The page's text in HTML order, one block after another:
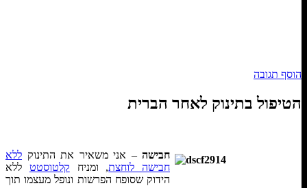
з автоматичним схваленням онлайн. Если у вас есть
попробовать оформитькредит по СМС. Это займет всего
Онлайн на банківську карткупозика без поручителів
оформлення відбувається в офісі. Вивчіть наш рейтинг
הוסף תגובה
הטיפול בתינוק לאחר הברית
חבישה – אני משאיר את התינוק ללא
חבישה לוחצת, ומניח קלטוסטט ללא
הידוק שסופח הפרשות ונופל מעצמו תוך